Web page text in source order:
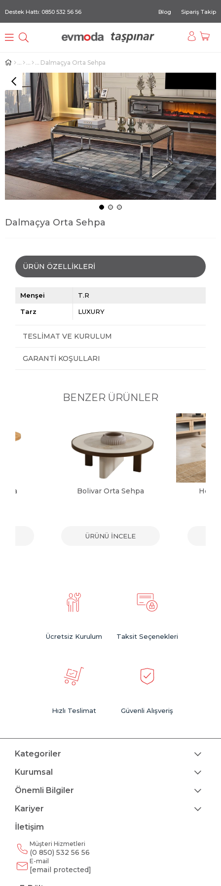
Destek Hattı: 0850 532 56 56 Blog Sipariş Takip
Dalmaçya Orta Sehpa
Dalmaçya Orta Sehpa
ÜRÜN ÖZELLIKLERI
Menşei T.R
Tarz LUXURY
TESLIMAT VE KURULUM
GARANTI KOŞULLARI
BENZER ÜRÜNLER
Bolivar Orta Sehpa
ÜRÜNÜ İNCELE
Ücretsiz Kurulum Taksit Seçenekleri
Hızlı Teslimat Güvenli Alışveriş
Kategoriler
Kurumsal
Önemli Bilgiler
Kariyer
İletişim
Müşteri Hizmetleri
(0 850) 532 56 56
E-mail
[email protected]